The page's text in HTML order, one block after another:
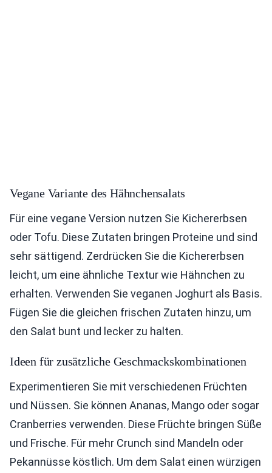
Vegane Variante des Hähnchensalats
Für eine vegane Version nutzen Sie Kichererbsen
oder Tofu. Diese Zutaten bringen Proteine und sind
sehr sättigend. Zerdrücken Sie die Kichererbsen
leicht, um eine ähnliche Textur wie Hähnchen zu
erhalten. Verwenden Sie veganen Joghurt als Basis.
Fügen Sie die gleichen frischen Zutaten hinzu, um
den Salat bunt und lecker zu halten.
Ideen für zusätzliche Geschmackskombinationen
Experimentieren Sie mit verschiedenen Früchten
und Nüssen. Sie können Ananas, Mango oder sogar
Cranberries verwenden. Diese Früchte bringen Süße
und Frische. Für mehr Crunch sind Mandeln oder
Pekannüsse köstlich. Um dem Salat einen würzigen